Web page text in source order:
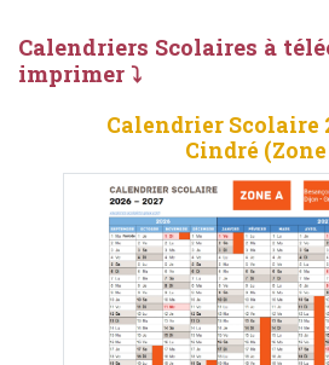
Calendriers Scolaires à
imprimer ⤵
Calendrier Scolaire
Cindré